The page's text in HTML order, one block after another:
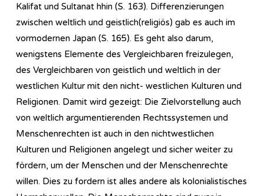
Kalifat und Sultanat hhin (S. 163). Differenzierungen
zwischen weltlich und geistlich(religiös) gab es auch im
vormodernen Japan (S. 165). Es geht also darum,
wenigstens Elemente des Vergleichbaren freizulegen,
des Vergleichbaren von geistlich und weltlich in der
westlichen Kultur mit den nicht- westlichen Kulturen und
Religionen. Damit wird gezeigt: Die Zielvorstellung auch
von weltlich argumentierenden Rechtssystemen und
Menschenrechten ist auch in den nichtwestlichen
Kulturen und Religionen angelegt und sicher weiter zu
fördern, um der Menschen und der Menschenrechte
willen. Dies zu fordern ist alles andere als kolonialistisches